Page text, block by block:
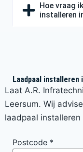
Hoe vraag
installeren
Laadpaal installeren
Laat A.R.
Leersum. Wij
laadpaal
Postcode *